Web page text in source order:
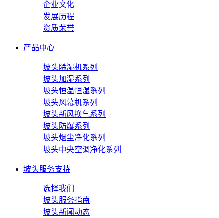
企业文化
发展历程
资质荣誉
产品中心
坡头除湿机系列
坡头加湿系列
坡头恒温恒湿系列
坡头风幕机系列
坡头新风换气系列
坡头防爆系列
坡头烟尘净化系列
坡头中央空调净化系列
坡头服务支持
选择我们
坡头服务指南
坡头新闻动态